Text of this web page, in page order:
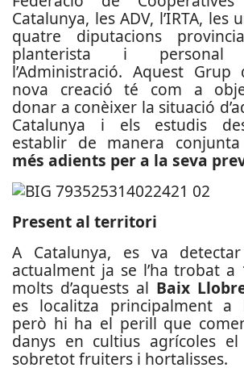
Catalunya, les ADV, l’IRTA, les
quatre diputacions
planterista i
l’Administració. Aquest
nova creació té com a
donar a conèixer la situació
Catalunya i els estudis
establir de manera
més adients per a la seva
Present al territori
A Catalunya, es va
actualment ja se l’ha trobat a
molts d’aquests al Baix
es localitza principalment a
però hi ha el perill que
danys en cultius agrícoles
sobretot fruiters i hortalisses.